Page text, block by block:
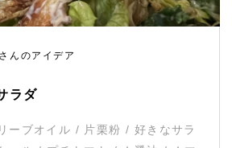
さんのアイデア
ラダ
ーブオイル / 片栗粉 / 好きなサラ